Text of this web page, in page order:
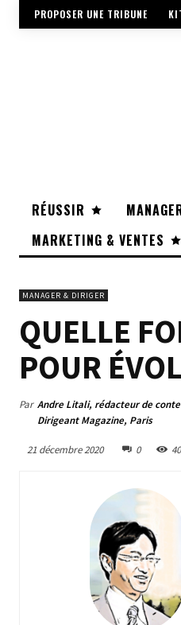
PROPOSER UNE TRIBUNE
RÉUSSIR
MARKETING & VENTES
MANAGER & DIRIGER
QUELLE
POUR
Par Andre Litali, rédacteur de
Dirigeant Magazine, Paris
21 décembre 2020 0